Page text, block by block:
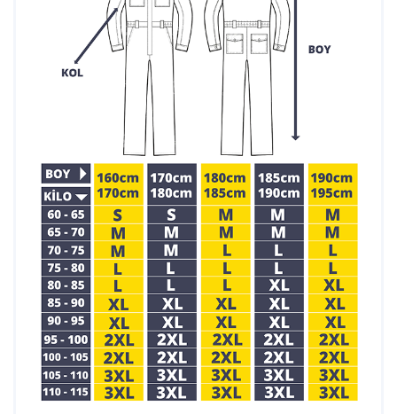
Özelleştirme Seçenekleri:Logo baskısı ve
nakış uygulamaları ile firmanıza özel hale
getirilebilir.
Minimum Sipariş Miktarı:
Toplu siparişlerde
avantajlı fiyatlar ve hızlı üretim imkânı
Hızlı Teslimat:Siparişlerinizi zamanında
teslim ederek iş süreçlerinizi destekliyoruz.
İletişim Bilgileri:
Telefon: 0212 909 19 45
WhatsApp: 0532 685 83 00
Mail:teklif@ismarketi.com